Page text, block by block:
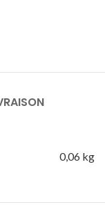
0,06 kg